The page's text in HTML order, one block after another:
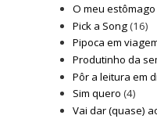
O meu
Pick a Song(16)
Pipoca em
Produtinho da
Pôr a leitura em
Sim quero (4)
Vai dar (quase)